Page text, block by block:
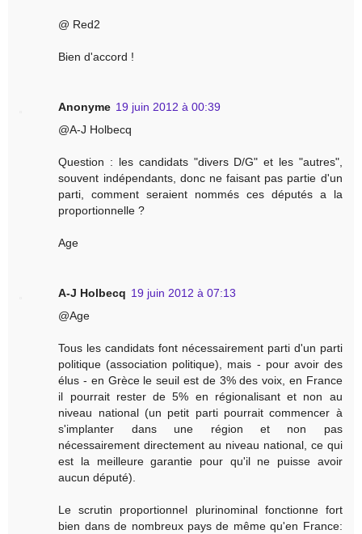
@ Red2
Bien d'accord !
Anonyme 19 juin 2012 à 00:39
@A-J Holbecq
Question : les candidats "divers D/G" et les "autres",
souvent indépendants, donc ne faisant pas partie d'un
parti, comment seraient nommés ces députés a la
proportionnelle ?
Age
A-J Holbecq 19 juin 2012 à 07:13
@Age
Tous les candidats font nécessairement parti d'un parti
politique (association politique), mais - pour avoir des
élus - en Grèce le seuil est de 3% des voix, en France
il pourrait rester de 5% en régionalisant et non au
niveau national (un petit parti pourrait commencer à
s'implanter dans une région et non pas
nécessairement directement au niveau national, ce qui
est la meilleure garantie pour qu'il ne puisse avoir
aucun député).
Le scrutin proportionnel plurinominal fonctionne fort
bien dans de nombreux pays de même qu'en France: